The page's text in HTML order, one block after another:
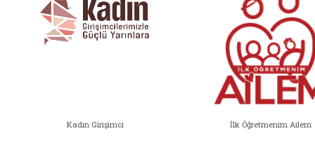
Kadın Girişimci İlk Öğretmenim Ailem